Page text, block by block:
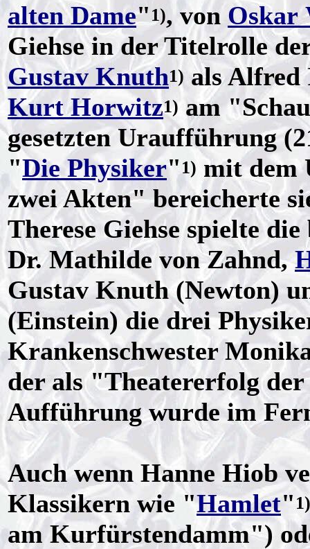
alten Dame"1), von Oskar
Giehse in der Titelrolle
Gustav Knuth1) als Alfred
Kurt Horwitz1) am
gesetzten Uraufführung
"Die Physiker"1) mit dem
zwei Akten" bereicherte
Therese Giehse spielte
Dr. Mathilde von Zahnd,
Gustav Knuth (Newton)
(Einstein) die drei
Krankenschwester
der als "Theatererfolg der
Aufführung wurde im
Auch wenn Hanne Hiob
Klassikern wie "Hamlet" 1)
am Kurfürstendamm")